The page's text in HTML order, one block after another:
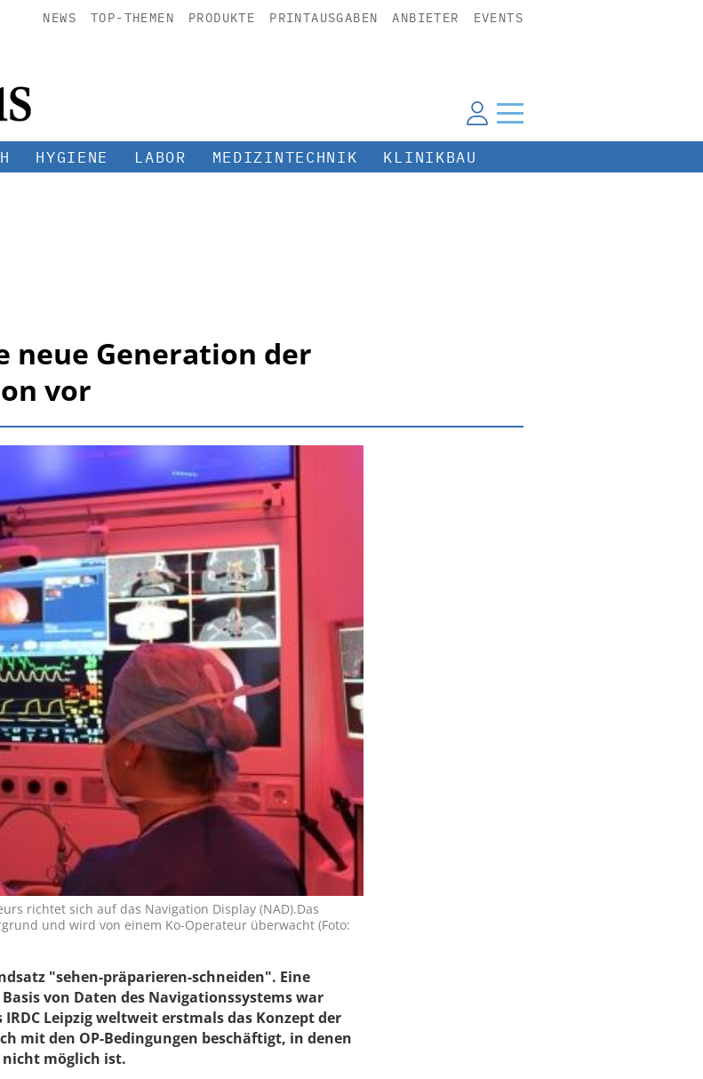
NEWS TOP-THEMEN PRODUKTE PRINTAUSGABEN ANBIETER EVENTS
HYGIENE LABOR MEDIZINTECHNIK KLINIKBAU
neue Generation der
vor
richtet sich auf das Navigation Display (NAD).Das
und wird von einem Ko-Operateur überwacht (Foto:
"sehen-präparieren-schneiden". Eine
von Daten des Navigationssystems war
Leipzig weltweit erstmals das Konzept der
mit den OP-Bedingungen beschäftigt, in denen
möglich ist.